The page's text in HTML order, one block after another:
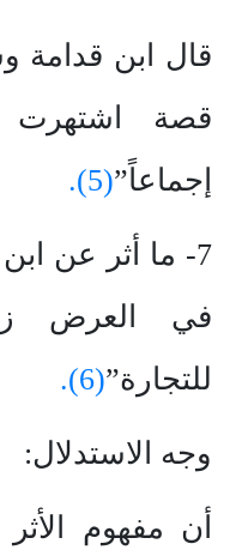
قال ابن قدامة
قصة اشتهرت
إجماعاً”(5).
7- ما أثر عن
في العرض
للتجارة”(6).
وجه الاستدلال:
أن مفهوم